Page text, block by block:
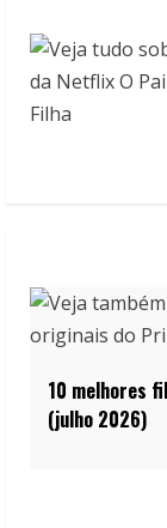
10 melhores
(julho 2026)